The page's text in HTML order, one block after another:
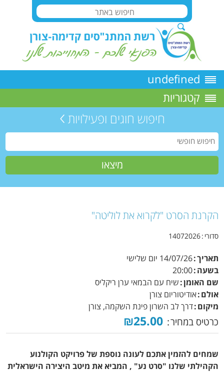
undefined
קטגוריות
חיפוש חוגים ופעילויות
הקרנת הסרט "לקרוא את לוליטה"
סדורי 14072026
תאריך 14/07/26 יום שלישי
בשעה 20:00
שם האומן שיח עם הבמאי ערן ריקליס
אולם אודיטוריום צורן
מיקום דרך לב השרון פינת השקמה, צורן
כרטיס במחיר ₪25.00
שמחים להזמין אתכם לעונה נוספת של פרויקט הקולנוע
הקהילתי שלנו "סרט נע" , המביא את מיטב היצירה הישראלית